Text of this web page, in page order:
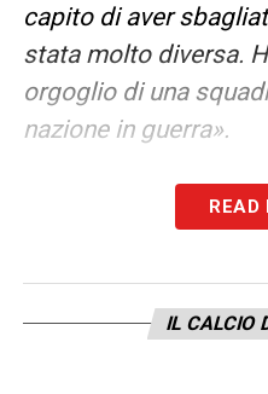
capito di aver
stata molto diversa.
orgoglio di una
nazione in guerra».
LA GUERRA –«La
di non lamentarsi,
siamo stati colpiti
giocatori che hanno
READ
IL CALCIO